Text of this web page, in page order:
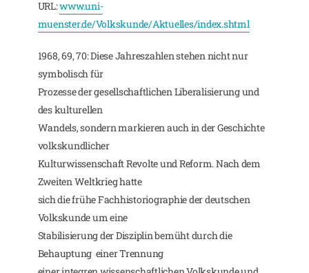
URL:www.uni-
muenster.de/Volkskunde/Aktuelles/index.shtml
1968, 69, 70: Diese Jahreszahlen stehen nicht nur
symbolisch für
Prozesse der gesellschaftlichen Liberalisierung und
des kulturellen
Wandels, sondern markieren auch in der Geschichte
volkskundlicher
Kulturwissenschaft Revolte und Reform. Nach dem
Zweiten Weltkrieg hatte
sich die frühe Fachhistoriographie der deutschen
Volkskunde um eine
Stabilisierung der Disziplin bemüht durch die
Behauptung einer Trennung